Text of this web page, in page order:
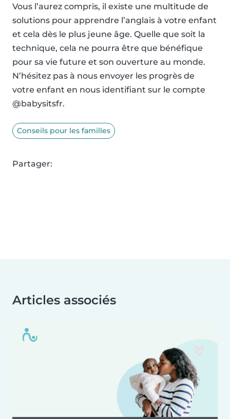
Vous l’aurez compris, il existe une multitude de
solutions pour apprendre l’anglais à votre enfant
et cela dès le plus jeune âge. Quelle que soit la
technique, cela ne pourra être que bénéfique
pour sa vie future et son ouverture au monde.
N’hésitez pas à nous envoyer les progrès de
votre enfant en nous identifiant sur le compte
@babysitsfr.
Conseils pour les familles
Partager:
Articles associés